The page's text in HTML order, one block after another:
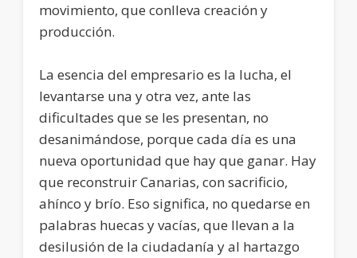
movimiento, que conlleva creación y
producción.
La esencia del empresario es la lucha, el
levantarse una y otra vez, ante las
dificultades que se les presentan, no
desanimándose, porque cada día es una
nueva oportunidad que hay que ganar. Hay
que reconstruir Canarias, con sacrificio,
ahínco y brío. Eso significa, no quedarse en
palabras huecas y vacías, que llevan a la
desilusión de la ciudadanía y al hartazgo